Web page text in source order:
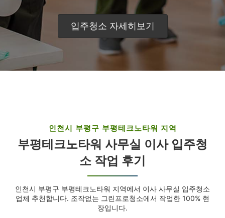
입주청소 자세히보기
인천시 부평구 부평테크노타워 지역
부평테크노타워 사무실 이사 입주청
소 작업 후기
인천시 부평구 부평테크노타워 지역에서 이사 사무실 입주청소
업체 추천합니다. 조작없는 그린프로청소에서 작업한 100% 현
장입니다.